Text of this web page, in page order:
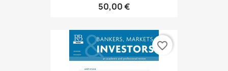
50,00 €
favorite_border